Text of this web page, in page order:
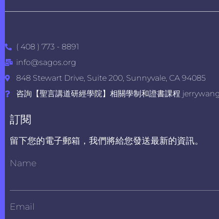
( 408 ) 773 - 8891
info@sagos.org
848 Stewart Drive, Suite 200, Sunnyvale, CA 94085
咨詢【聖言講道研經學院】相關學制和證書課程
訂閱
留下您的電子郵箱，我們將給您發送最新的資訊。
Name
Email